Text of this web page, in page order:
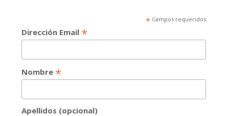
*Campos requeridos
Dirección Email *
Nombre *
Apellidos (opcional)